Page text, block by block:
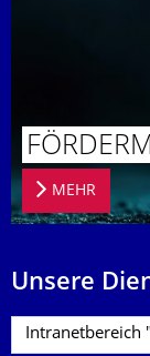
MEHR
Unsere